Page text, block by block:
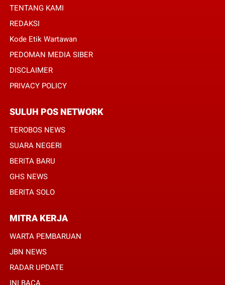
TENTANG KAMI
REDAKSI
Kode Etik Wartawan
PEDOMAN MEDIA SIBER
DISCLAIMER
PRIVACY POLICY
SULUH POS NETWORK
TEROBOS NEWS
SUARA NEGERI
BERITA BARU
GHS NEWS
BERITA SOLO
MITRA KERJA
WARTA PEMBARUAN
JBN NEWS
RADAR UPDATE